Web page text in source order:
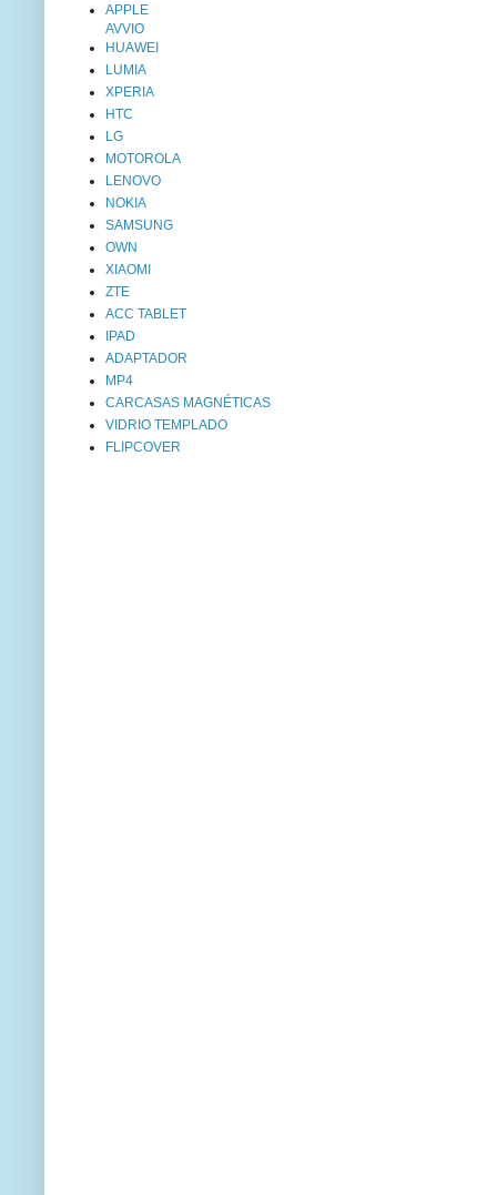
APPLE
AVVIO
HUAWEI
LUMIA
XPERIA
HTC
LG
MOTOROLA
LENOVO
NOKIA
SAMSUNG
OWN
XIAOMI
ZTE
ACC TABLET
IPAD
ADAPTADOR
MP4
CARCASAS MAGNÉTICAS
VIDRIO TEMPLADO
FLIPCOVER